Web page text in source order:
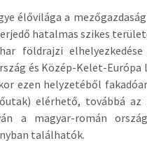
élővilága a
hatalmas szikes
földrajzi
és Közép-Kelet-
ezen helyzetéből
elérhető, továbbá az
a magyar-román
találhatók.